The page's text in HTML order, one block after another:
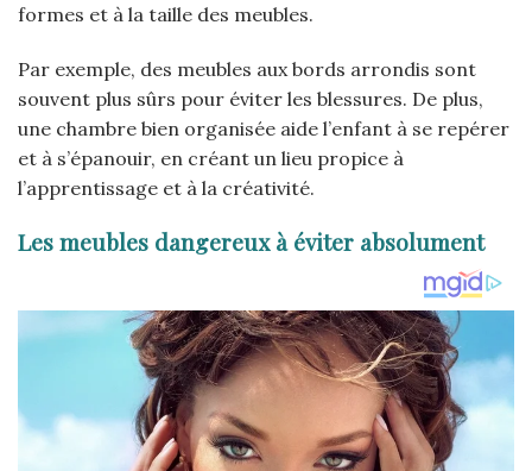
formes et à la taille des meubles.
Par exemple, des meubles aux bords arrondis sont
souvent plus sûrs pour éviter les blessures. De plus,
une chambre bien organisée aide l’enfant à se repérer
et à s’épanouir, en créant un lieu propice à
l’apprentissage et à la créativité.
Les meubles dangereux à éviter absolument